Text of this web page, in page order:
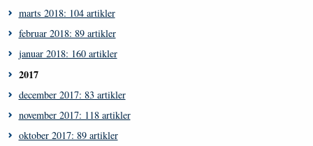
marts 2018: 104 artikler
februar 2018: 89 artikler
januar 2018: 160 artikler
2017
december 2017: 83 artikler
november 2017: 118 artikler
oktober 2017: 89 artikler